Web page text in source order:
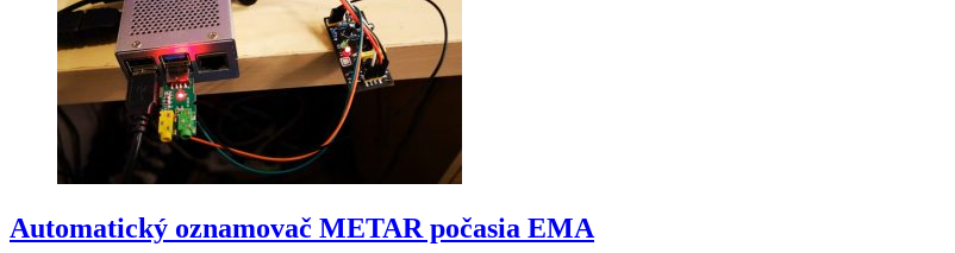
Automatický oznamovač METAR počasia EMA